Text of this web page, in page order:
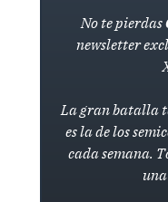
No te pierdas
newsletter
La gran batalla
es la de los
cada semana.